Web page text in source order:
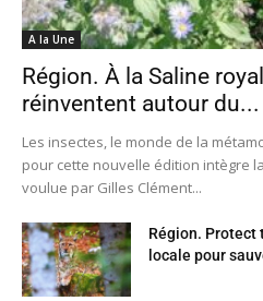
A la Une
Région. À la Saline
réinventent autour du...
Les insectes, le monde de la
pour cette nouvelle édition intègre
voulue par Gilles Clément...
Région. Protect
locale pour